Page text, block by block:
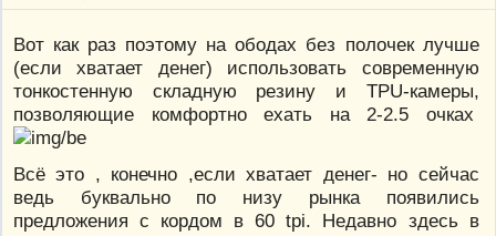
Вот как раз поэтому на ободах без полочек лучше
(если хватает денег) использовать современную
тонкостенную складную резину и TPU-камеры,
позволяющие комфортно ехать на 2-2.5 очках
Всё это , конечно ,если хватает денег- но сейчас
ведь буквально по низу рынка появились
предложения с кордом в 60 tpi. Недавно здесь в